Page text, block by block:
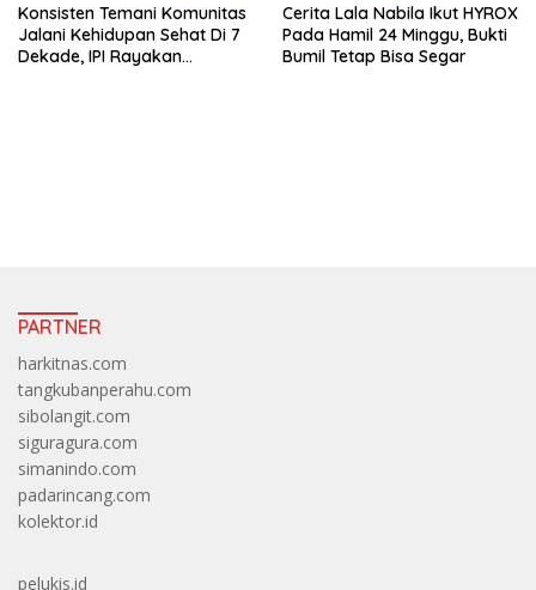
Konsisten Temani Komunitas
Jalani Kehidupan Sehat Di 7
Dekade, IPI Rayakan
Cerita Lala Nabila Ikut HYROX
Pada Hamil 24 Minggu, Bukti
Bumil Tetap Bisa Segar
PARTNER
harkitnas.com
tangkubanperahu.com
sibolangit.com
siguragura.com
simanindo.com
padarincang.com
kolektor.id
pelukis.id